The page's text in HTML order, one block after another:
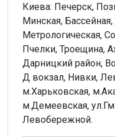
Киева: Печерск,
Минская,
Метрологическая,
Пчелки, Троещина,
Дарницкий район,
Д вокзал, Нивки,
м.Харьковская,
м.Демеевская,
Левобережной.